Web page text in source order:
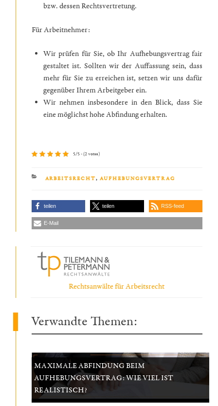
bzw. dessen Rechtsvertretung.
Für Arbeitnehmer:
Wir prüfen für Sie, ob Ihr Aufhebungsvertrag fair
gestaltet ist. Sollten wir der Auffassung sein, dass
mehr für Sie zu erreichen ist, setzen wir uns dafür
gegenüber Ihrem Arbeitgeber ein.
Wir nehmen insbesondere in den Blick, dass Sie
eine möglichst hohe Abfindung erhalten.
5/5 - (2 votes)
KATEGORIEN
ARBEITSRECHT, AUFHEBUNGSVERTRAG
teilen teilen RSS-feed
E-Mail
Rechtsanwälte für Arbeitsrecht
Verwandte Themen:
MAXIMALE ABFINDUNG BEIM
AUFHEBUNGSVERTRAG: WIE VIEL IST
REALISTISCH?